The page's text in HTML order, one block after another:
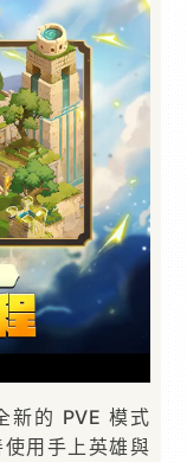
新的 PVE 模式
使用手上英雄與